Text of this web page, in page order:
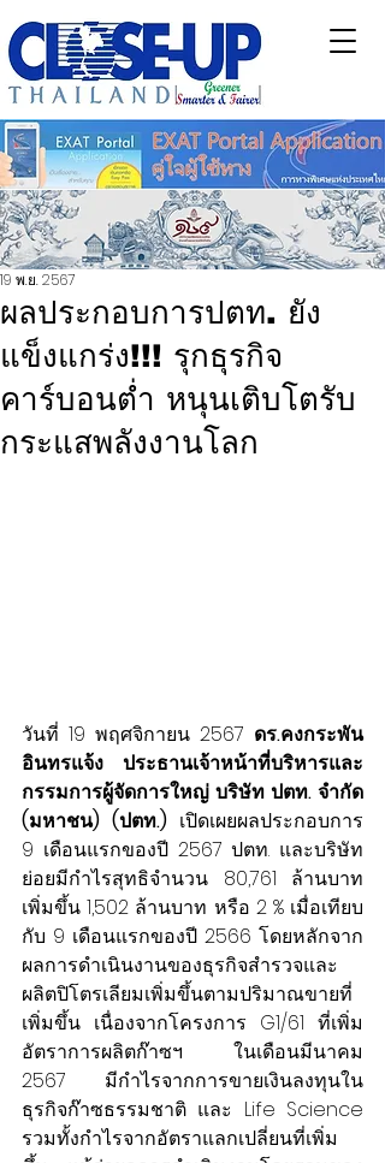
ผลประกอบการปตท. ยัง
แข็งแกร่ง!!! รุกธุรกิจ
คาร์บอนต่ำ หนุนเติบโตรับ
กระแสพลังงานโลก
19 พ.ย. 2567
วันที่ 19 พฤศจิกายน 2567 ดร.คงกระพัน
อินทรแจ้ง ประธานเจ้าหน้าที่บริหารและ
กรรมการผู้จัดการใหญ่ บริษัท ปตท. จำกัด
(มหาชน) (ปตท.) เปิดเผยผลประกอบการ
9 เดือนแรกของปี 2567 ปตท. และบริษัท
ย่อยมีกำไรสุทธิจำนวน 80,761 ล้านบาท
เพิ่มขึ้น 1,502 ล้านบาท หรือ 2 % เมื่อเทียบ
กับ 9 เดือนแรกของปี 2566 โดยหลักจาก
ผลการดำเนินงานของธุรกิจสำรวจและ
ผลิตปิโตรเลียมเพิ่มขึ้นตามปริมาณขายที่
เพิ่มขึ้น เนื่องจากโครงการ G1/61 ที่เพิ่ม
อัตราการผลิตก๊าซฯ ในเดือนมีนาคม
2567 มีกำไรจากการขายเงินลงทุนใน
ธุรกิจก๊าซธรรมชาติ และ Life Science
รวมทั้งกำไรจากอัตราแลกเปลี่ยนที่เพิ่ม